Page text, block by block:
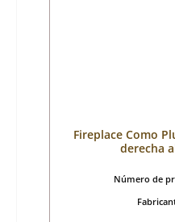
Fireplace Como
derecha
Número de